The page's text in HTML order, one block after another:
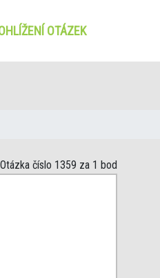
OTÁZEK(CURRENT)
Otázka číslo 1359 za 1 bod